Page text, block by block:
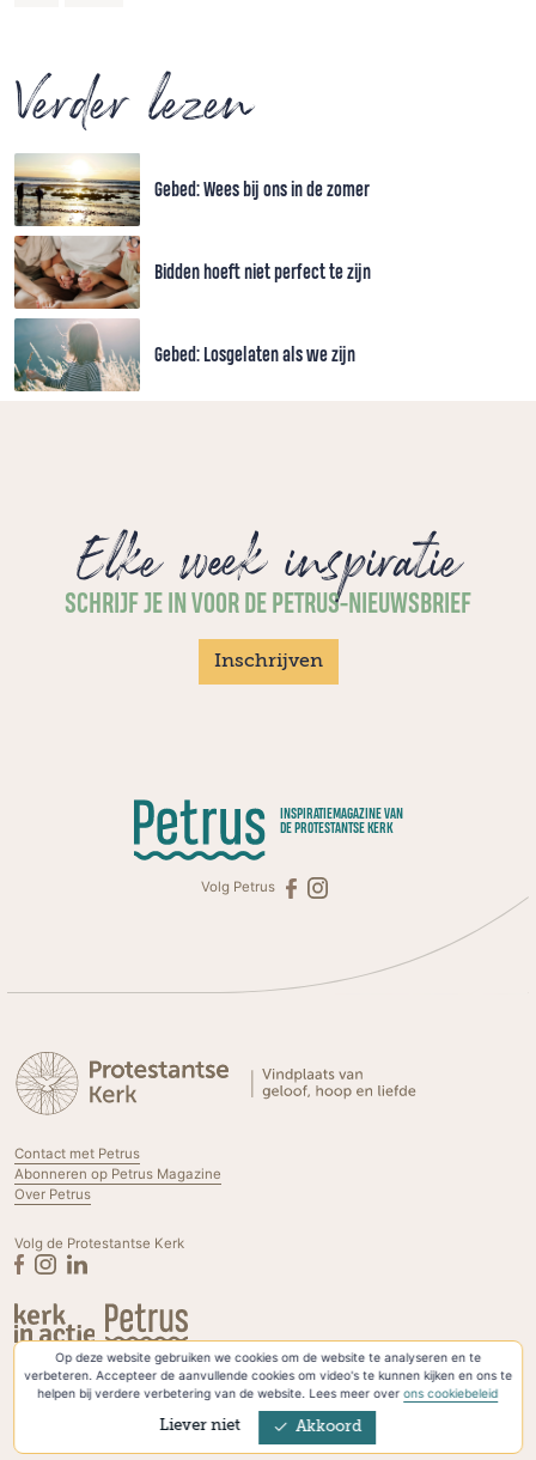
Op deze website gebruiken we cookies om de website te analyseren en te
verbeteren. Accepteer de aanvullende cookies om video's te kunnen kijken en ons te
helpen bij verdere verbetering van de website. Lees meer overons cookiebeleid
Liever niet Akkoord
Verder lezen
Gebed: Wees bij ons in de zomer
Bidden hoeft niet perfect te zijn
Gebed: Losgelaten als we zijn
Elke week inspiratie
SCHRIJF JE IN VOOR DE PETRUS-NIEUWSBRIEF
Inschrijven
INSPIRATIEMAGAZINE VAN
DE PROTESTANTSE KERK
Volg Petrus
Contact met Petrus
Abonneren op Petrus Magazine
Over Petrus
Volg de Protestantse Kerk
Privacyverklaring & Cookies